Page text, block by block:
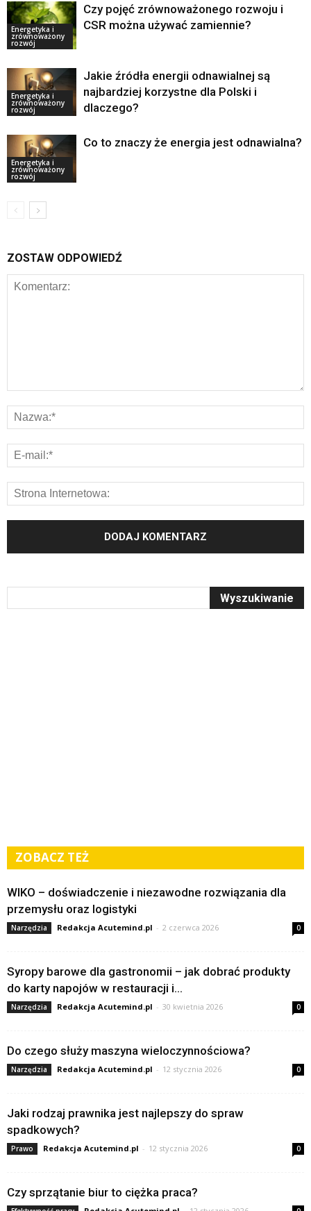
Energetyka i
zrównoważony
rozwój
Czy pojęć zrównoważonego rozwoju i
CSR można używać zamiennie?
Energetyka i
zrównoważony
rozwój
Jakie źródła energii odnawialnej są
najbardziej korzystne dla Polski i
dlaczego?
Energetyka i
zrównoważony
rozwój
Co to znaczy że energia jest odnawialna?
ZOSTAW ODPOWIEDŹ
ZOBACZ TEŻ
WIKO – doświadczenie i niezawodne rozwiązania dla
przemysłu oraz logistyki
Narzędzia Redakcja Acutemind.pl - 2 czerwca 2026 0
Syropy barowe dla gastronomii – jak dobrać produkty
do karty napojów w restauracji i...
Narzędzia Redakcja Acutemind.pl - 30 kwietnia 2026 0
Do czego służy maszyna wieloczynnościowa?
Narzędzia Redakcja Acutemind.pl - 12 stycznia 2026 0
Jaki rodzaj prawnika jest najlepszy do spraw
spadkowych?
Prawo Redakcja Acutemind.pl - 12 stycznia 2026 0
Czy sprzątanie biur to ciężka praca?